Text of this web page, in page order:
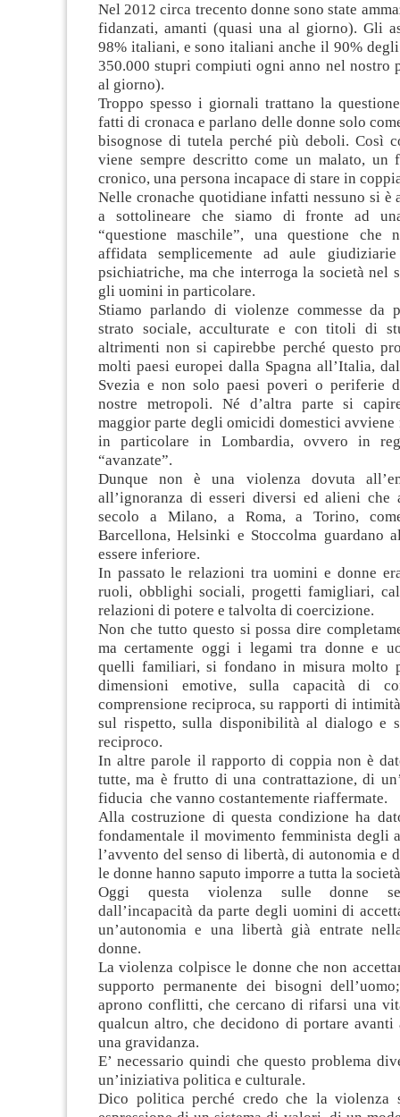
Nel 2012 circa trecento donne sono state
fidanzati, amanti (quasi una al giorno). Gli
98% italiani, e sono italiani anche il 90%
350.000 stupri compiuti ogni anno nel nostro
al giorno).
Troppo spesso i giornali trattano la
fatti di cronaca e parlano delle donne solo
bisognose di tutela perché più deboli. Così
viene sempre descritto come un malato, un
cronico, una persona incapace di stare in
Nelle cronache quotidiane infatti nessuno si è
a sottolineare che siamo di fronte ad
“questione maschile”, una questione che
affidata semplicemente ad aule
psichiatriche, ma che interroga la società nel
gli uomini in particolare.
Stiamo parlando di violenze commesse da
strato sociale, acculturate e con titoli di
altrimenti non si capirebbe perché questo
molti paesi europei dalla Spagna all’Italia,
Svezia e non solo paesi poveri o periferie
nostre metropoli. Né d’altra parte si
maggior parte degli omicidi domestici
in particolare in Lombardia, ovvero in
“avanzate”.
Dunque non è una violenza dovuta
all’ignoranza di esseri diversi ed alieni che
secolo a Milano, a Roma, a Torino,
Barcellona, Helsinki e Stoccolma guardano
essere inferiore.
In passato le relazioni tra uomini e donne
ruoli, obblighi sociali, progetti famigliari,
relazioni di potere e talvolta di coercizione.
Non che tutto questo si possa dire
ma certamente oggi i legami tra donne e
quelli familiari, si fondano in misura molto
dimensioni emotive, sulla capacità di
comprensione reciproca, su rapporti di
sul rispetto, sulla disponibilità al dialogo e
reciproco.
In altre parole il rapporto di coppia non è
tutte, ma è frutto di una contrattazione, di
fiducia che vanno costantemente riaffermate.
Alla costruzione di questa condizione ha
fondamentale il movimento femminista degli
l’avvento del senso di libertà, di autonomia e
le donne hanno saputo imporre a tutta la
Oggi questa violenza sulle donne
dall’incapacità da parte degli uomini di
un’autonomia e una libertà già entrate
donne.
La violenza colpisce le donne che non
supporto permanente dei bisogni
aprono conflitti, che cercano di rifarsi una
qualcun altro, che decidono di portare avanti
una gravidanza.
E’ necessario quindi che questo problema
un’iniziativa politica e culturale.
Dico politica perché credo che la violenza